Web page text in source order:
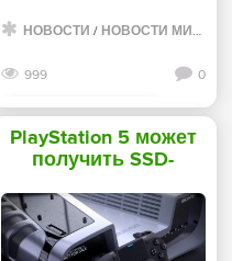
НОВОСТИ / НОВОСТИ МИРА ИНТЕРНЕТ
999 0
Смотреть дальше
PlayStation 5 может
получить SSD-
980 QVO с PCIe 4.0 и
памятью QLC -
«Новости сети»